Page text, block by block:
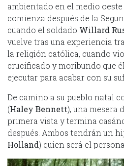
ambientado en el medio
comienza después de la
cuando el soldado Willard
vuelve tras una experiencia
la religión católica, cuando
crucificado y moribundo que
ejecutar para acabar con su
De camino a su pueblo natal
(Haley Bennett), una mesera
primera vista y termina
después. Ambos tendrán un
Holland) quien será el